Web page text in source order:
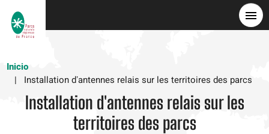
Inicio
Installation dʼantennes relais sur les territoires des parcs
Installation dʼantennes relais sur les
territoires des parcs